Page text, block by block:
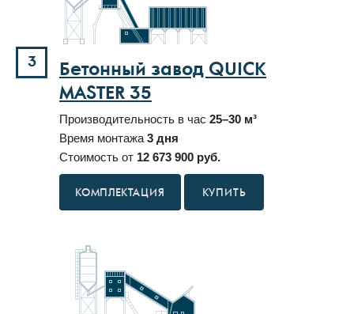
3
Бетонный завод QUICK
MASTER 35
Производительность в час 25–30 м³
Время монтажа 3 дня
Стоимость от 12 673 900 руб.
КУПИТЬ